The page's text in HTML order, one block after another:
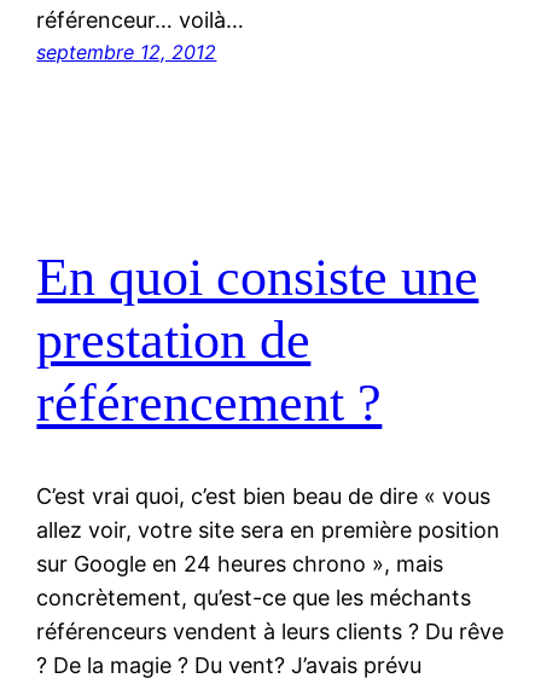
référenceur… voilà…
septembre 12, 2012
En quoi consiste une
prestation de
référencement ?
C’est vrai quoi, c’est bien beau de dire « vous
allez voir, votre site sera en première position
sur Google en 24 heures chrono », mais
concrètement, qu’est-ce que les méchants
référenceurs vendent à leurs clients ? Du rêve
? De la magie ? Du vent? J’avais prévu